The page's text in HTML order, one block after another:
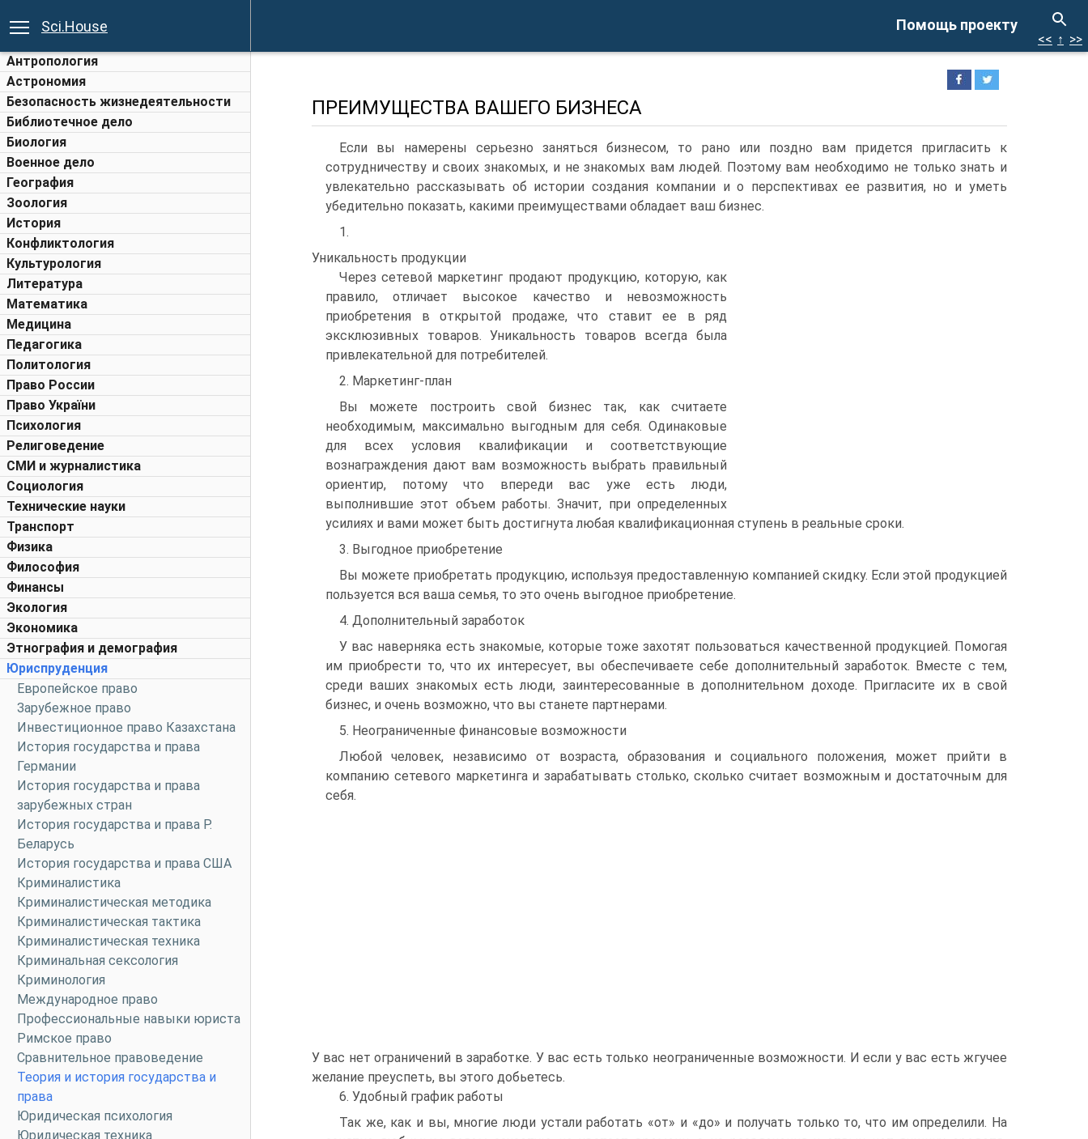
Помощь проекту
Sci.House
Антропология
Астрономия
Безопасность жизнедеятельности
Библиотечное дело
Биология
Военное дело
География
Зоология
История
Конфликтология
Культурология
Литература
Математика
Медицина
Педагогика
Политология
Право России
Право України
Психология
Религоведение
СМИ и журналистика
Социология
Технические науки
Транспорт
Физика
Философия
Финансы
Экология
Экономика
Этнография и демография
Юриспруденция
Европейское право
Зарубежное право
Инвестиционное право Казахстана
История государства и права
Германии
История государства и права
зарубежных стран
История государства и права Р.
Беларусь
История государства и права США
Криминалистика
Криминалистическая методика
Криминалистическая тактика
Криминалистическая техника
Криминальная сексология
Криминология
Международное право
Профессиональные навыки юриста
Римское право
Сравнительное правоведение
Теория и история государства и
права
Юридическая психология
Юридическая техника
<< ↑ >>
ПРЕИМУЩЕСТВА ВАШЕГО БИЗНЕСА
Если вы намерены серьезно заняться бизнесом, то рано или поздно вам придется пригласить к
сотрудничеству и своих знакомых, и не знакомых вам людей. Поэтому вам необходимо не только знать и
увлекательно рассказывать об истории создания компании и о перспективах ее развития, но и уметь
убедительно показать, какими преимуществами обладает ваш бизнес.
1.
Уникальность продукции
Через сетевой маркетинг продают продукцию, которую, как
правило, отличает высокое качество и невозможность
приобретения в открытой продаже, что ставит ее в ряд
эксклюзивных товаров. Уникальность товаров всегда была
привлекательной для потребителей.
2. Маркетинг-план
Вы можете построить свой бизнес так, как считаете
необходимым, максимально выгодным для себя. Одинаковые
для всех условия квалификации и соответствующие
вознаграждения дают вам возможность выбрать правильный
ориентир, потому что впереди вас уже есть люди,
выполнившие этот объем работы. Значит, при определенных
усилиях и вами может быть достигнута любая квалификационная ступень в реальные сроки.
3. Выгодное приобретение
Вы можете приобретать продукцию, используя предоставленную компанией скидку. Если этой продукцией
пользуется вся ваша семья, то это очень выгодное приобретение.
4. Дополнительный заработок
У вас наверняка есть знакомые, которые тоже захотят пользоваться качественной продукцией. Помогая
им приобрести то, что их интересует, вы обеспечиваете себе дополнительный заработок. Вместе с тем,
среди ваших знакомых есть люди, заинтересованные в дополнительном доходе. Пригласите их в свой
бизнес, и очень возможно, что вы станете партнерами.
5. Неограниченные финансовые возможности
Любой человек, независимо от возраста, образования и социального положения, может прийти в
компанию сетевого маркетинга и зарабатывать столько, сколько считает возможным и достаточным для
себя.
У вас нет ограничений в заработке. У вас есть только неограниченные возможности. И если у вас есть жгучее
желание преуспеть, вы этого добьетесь.
6. Удобный график работы
Так же, как и вы, многие люди устали работать «от» и «до» и получать только то, что им определили. На